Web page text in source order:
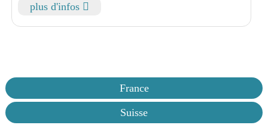
plus d'infos
France
Suisse